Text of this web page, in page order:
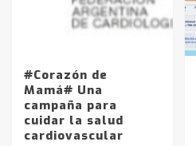
#Corazón de
Mamá# Una
campaña para
cuidar la salud
cardiovascular